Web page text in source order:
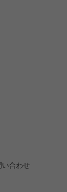
い合わせ